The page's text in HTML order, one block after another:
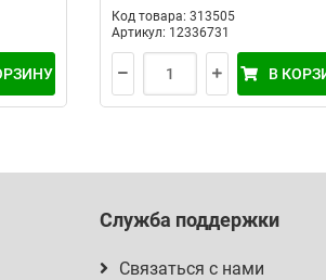
Код товара: 313505
Артикул: 12336731
В
Служба поддержки
Связаться с нами